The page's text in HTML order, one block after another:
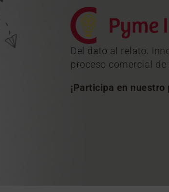
Del dato al relato.
proceso comercial de
¡Participa en nuestro